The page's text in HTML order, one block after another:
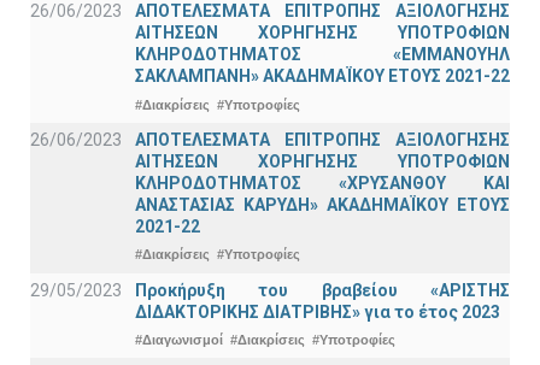
26/06/2023
ΑΠΟΤΕΛΕΣΜΑΤΑ ΕΠΙΤΡΟΠΗΣ ΑΞΙΟΛΟΓΗΣΗΣ
ΑΙΤΗΣΕΩΝ ΧΟΡΗΓΗΣΗΣ ΥΠΟΤΡΟΦΙΩΝ
ΚΛΗΡΟΔΟΤΗΜΑΤΟΣ «ΕΜΜΑΝΟΥΗΛ
ΣΑΚΛΑΜΠΑΝΗ» ΑΚΑΔΗΜΑΪΚΟΥ ΕΤΟΥΣ 2021-22
#Διακρίσεις #Υποτροφίες
26/06/2023
ΑΠΟΤΕΛΕΣΜΑΤΑ ΕΠΙΤΡΟΠΗΣ ΑΞΙΟΛΟΓΗΣΗΣ
ΑΙΤΗΣΕΩΝ ΧΟΡΗΓΗΣΗΣ ΥΠΟΤΡΟΦΙΩΝ
ΚΛΗΡΟΔΟΤΗΜΑΤΟΣ «ΧΡΥΣΑΝΘΟΥ ΚΑΙ
ΑΝΑΣΤΑΣΙΑΣ ΚΑΡΥΔΗ» ΑΚΑΔΗΜΑΪΚΟΥ ΕΤΟΥΣ
2021-22
#Διακρίσεις #Υποτροφίες
29/05/2023
Προκήρυξη του βραβείου «ΑΡΙΣΤΗΣ
ΔΙΔΑΚΤΟΡΙΚΗΣ ΔΙΑΤΡΙΒΗΣ» για το έτος 2023
#Διαγωνισμοί #Διακρίσεις #Υποτροφίες